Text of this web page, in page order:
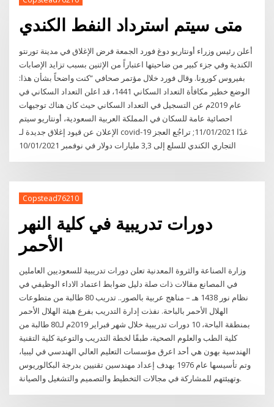
متى سيتم استرداد النفط الكندي
أعلن رئيس وزراء أونتاريو دوغ فورد الجمعة فرض الإغلاق في مدينة تورنتو
الكندية وفي جزء كبير من ضاحيتها اعتباراً من الإثنين بسبب تزايد الإصابات
بفيروس كورونا. وقال فورد خلال مؤتمر صحافي “كنت واضحاً بشأن هذا:
الوضع خطير مكافأة التعداد السكاني 1441، قد اعلن التعداد السكاني في
عام 2019م عن التسجيل في التعداد السكاني حيث كان هناك توجيهات
احصائية عامة للسكان في المملكة العربية السعودية، أونتاريو سيتم
الإعلان عن قيود إغلاق جديدة لـ covid-19 غدًا 11/01/2021; تراجُع العجز
التجاري الكندي للسلع إلى 3,3 مليارات دولار في نوفمبر 10/01/2021
Copstead76210
دورات تدريبية في كلية النهر
الأحمر
وزارة الصناعة والثروة المعدنية تعلن دورات تدريبية للسعوديين العاملين
في المصانع مقالات ذات صلة دليل ضوابط اعتماد الاداء الوظيفي في
نظام نور 1438 هـ – مناهج عربية بالصور.. تدريب 80 طالبة من متطوعات
الهلال الأحمر بالباحة. نفذت إدارة التدريب بفرع هيئة الهلال الأحمر
بمنطقة الباحة، 10 دورات تدريبية خلال شهر فبراير 2019م لـ80 طالبة من
كلية الطب والعلوم الصحية، طبقًا لخطة التدريب والتوعية كلية التقنية
الهندسية بهون هي أحد اعرق مؤسسات التعليم العالي الهندسي في ليبيا،
وتم تأسيسها عام 1976 بهدف إعداد مهندسين تقنيين بدرجة البكالوريوس
وتهيئتهم للمشاركة في مجالات التخطيط والتصميم والتشغيل والصيانة.